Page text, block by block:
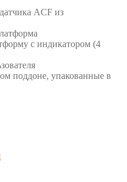
ACF из
с индикатором (4
поддоне, упакованные в